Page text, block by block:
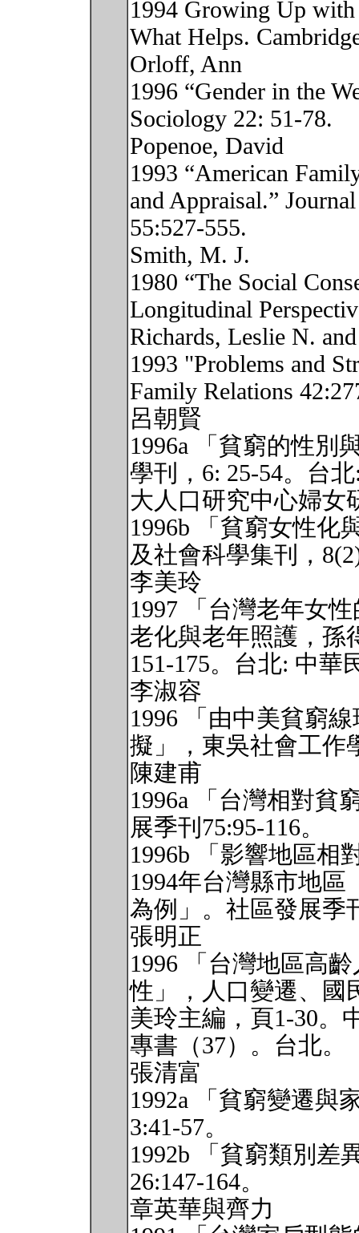
1994 Growing Up
What Helps.
Orloff, Ann
1996 “Gender in the
Sociology 22: 51-78.
Popenoe, David
1993 “American
and Appraisal.”
55:527-555.
Smith, M. J.
1980 “The Social
Longitudinal
Richards, Leslie N.
1993 "Problems and
Family Relations
呂朝賢
1996a 「貧窮的性別
學刊，6: 25-54。台
大人口研究中心婦女
1996b 「貧窮女性化
及社會科學集刊，
李美玲
1997 「台灣老年女
老化與老年照護，孫
151-175。台北: 中華
李淑容
1996 「由中美貧窮
擬」，東吳社會工作
陳建甫
1996a 「台灣相對貧
展季刊75:95-116。
1996b 「影響地區相
1994年台灣縣市地區
為例」。社區發展季
張明正
1996 「台灣地區高
性」，人口變遷、國
美玲主編，頁1-30。
專書（37）。台北。
張清富
1992a 「貧窮變遷與
3:41-57。
1992b 「貧窮類別差
26:147-164。
章英華與齊力